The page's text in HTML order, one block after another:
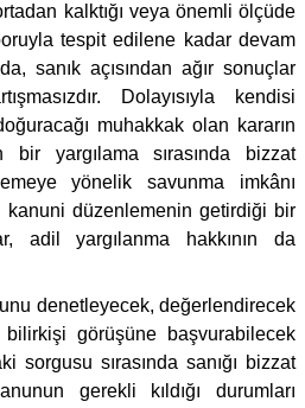
kalktığı veya önemli ölçüde
tespit edilene kadar devam
sanık açısından ağır sonuçlar
Dolayısıyla kendisi
muhakkak olan kararın
yargılama sırasında bizzat
yönelik savunma imkânı
kanuni düzenlemenin getirdiği bir
adil yargılanma hakkının da
denetleyecek, değerlendirecek
görüşüne başvurabilecek
sorgusu sırasında sanığı bizzat
gerekli kıldığı durumları